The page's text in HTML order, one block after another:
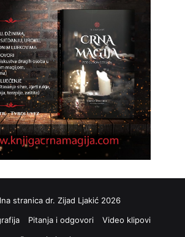
stranica dr. Zijad Ljakić 2026
Pitanja i odgovori
Video klipovi